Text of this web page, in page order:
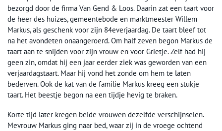
bezorgd door de firma Van Gend & Loos. Daarin zat een taart voor
de heer des huizes, gemeentebode en marktmeester Willem
Markus, als geschenk voor zijn 84everjaardag. De taart bleef tot
na het avondeten onaangeroerd. Om half zeven begon Markus de
taart aan te snijden voor zijn vrouw en voor Grietje. Zelf had hij
geen zin, omdat hij een jaar eerder ziek was geworden van een
verjaardagstaart. Maar hij vond het zonde om hem te laten
bederven. Ook de kat van de familie Markus kreeg een stukje
taart. Het beestje begon na een tijdje hevig te braken.
Korte tijd later kregen beide vrouwen dezelfde verschijnselen.
Mevrouw Markus ging naar bed, waar zij in de vroege ochtend